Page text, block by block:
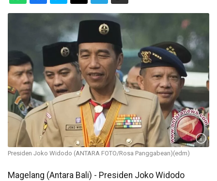
Presiden Joko Widodo (ANTARA FOTO/Rosa Panggabean)(edm)
Magelang (Antara Bali) - Presiden Joko Widodo